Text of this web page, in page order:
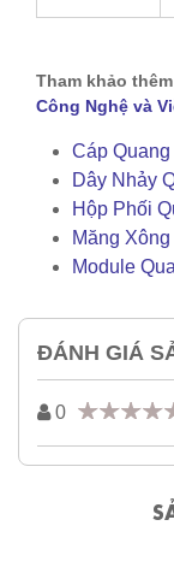
Tham khảo
Công Nghệ và
Cáp Quang
Dây Nhảy
Hộp Phối
Măng
Module
ĐÁNH GIÁ
0